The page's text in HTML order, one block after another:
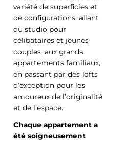
variété de superficies et
de configurations, allant
du studio pour
célibataires et jeunes
couples, aux grands
appartements familiaux,
en passant par des lofts
d’exception pour les
amoureux de l’originalité
et de l’espace.
Chaque appartement a
été soigneusement